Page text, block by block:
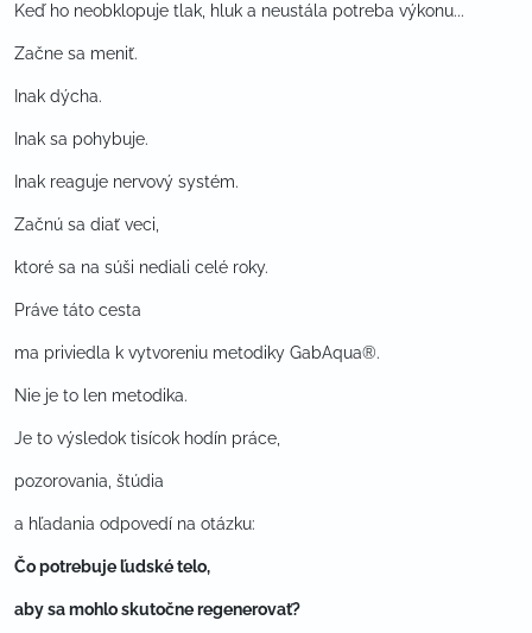
Keď ho neobklopuje tlak, hluk a neustála potreba výkonu...
Začne sa meniť.
Inak dýcha.
Inak sa pohybuje.
Inak reaguje nervový systém.
Začnú sa diať veci,
ktoré sa na súši nediali celé roky.
Práve táto cesta
ma priviedla k vytvoreniu metodiky GabAqua®.
Nie je to len metodika.
Je to výsledok tisícok hodín práce,
pozorovania, štúdia
a hľadania odpovedí na otázku:
Čo potrebuje ľudské telo,
aby sa mohlo skutočne regenerovať?